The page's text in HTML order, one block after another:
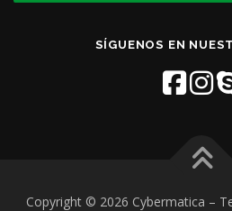
SÍGUENOS EN
Copyright © 2026 Cybermatica –